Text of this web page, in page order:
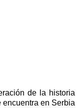
de la historia
en Serbia